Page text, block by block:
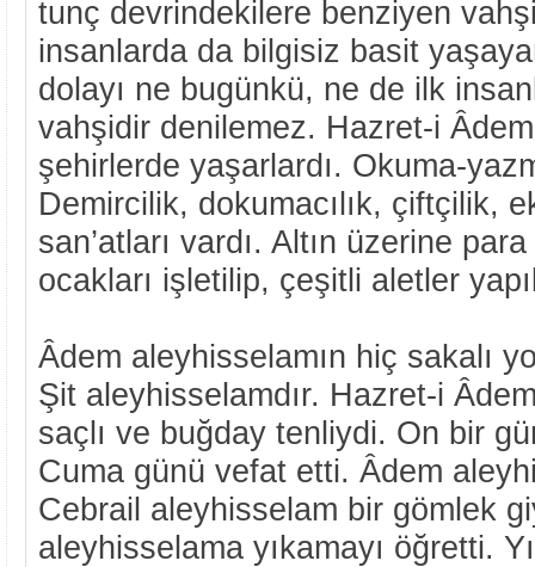
tunç devrindekilere benziyen
insanlarda da bilgisiz basit
dolayı ne bugünkü, ne de ilk
vahşidir denilemez. Hazret-i
şehirlerde yaşarlardı. Okuma-
Demircilik, dokumacılık, çiftçilik,
san’atları vardı. Altın üzerine
ocakları işletilip, çeşitli aletler
Âdem aleyhisselamın hiç sakalı
Şit aleyhisselamdır. Hazret-i
saçlı ve buğday tenliydi. On bir
Cuma günü vefat etti. Âdem
Cebrail aleyhisselam bir gömlek
aleyhisselama yıkamayı öğretti.